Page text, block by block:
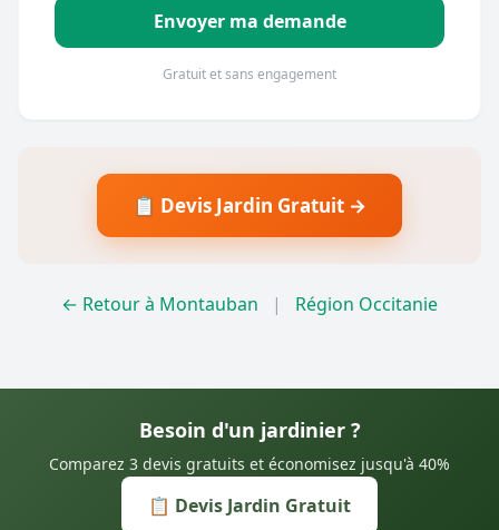
Envoyer ma demande
Gratuit et sans engagement
📋 Devis Jardin Gratuit →
← Retour à Montauban | Région Occitanie
Besoin d'un jardinier ?
Comparez 3 devis gratuits et économisez jusqu'à 40%
📋 Devis Jardin Gratuit